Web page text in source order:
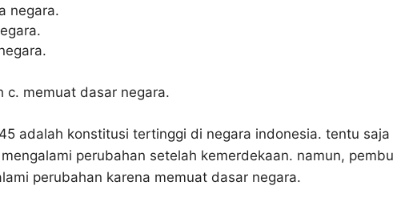
negara.
c. memuat dasar negara.
adalah konstitusi tertinggi di negara indonesia. tentu
perubahan setelah kemerdekaan. namun,
perubahan karena memuat dasar negara.